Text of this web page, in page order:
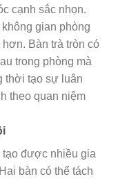
cạnh sắc nhọn.
gian phòng
Bàn trà tròn có
trong phòng mà
thời tạo sự luân
theo quan niệm
tạo được nhiều gia
bàn có thể tách